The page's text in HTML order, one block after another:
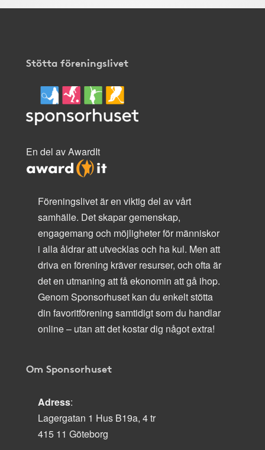
Stötta föreningslivet
En del av AwardIt
Föreningslivet är en viktig del av vårt
samhälle. Det skapar gemenskap,
engagemang och möjligheter för människor
i alla åldrar att utvecklas och ha kul. Men att
driva en förening kräver resurser, och ofta är
det en utmaning att få ekonomin att gå ihop.
Genom Sponsorhuset kan du enkelt stötta
din favoritförening samtidigt som du handlar
online – utan att det kostar dig något extra!
Om Sponsorhuset
Adress:
Lagergatan 1 Hus B19a, 4 tr
415 11 Göteborg